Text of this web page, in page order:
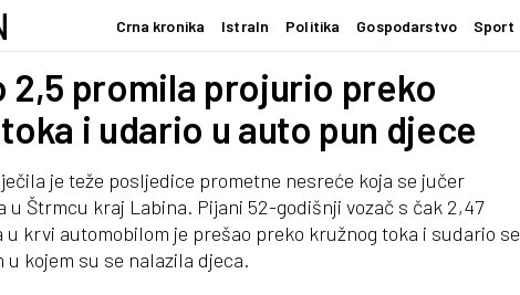
Crna kronika IstraIn Politika Gospodarstvo Sport
2,5 promila projurio preko
i udario u auto pun djece
je teže posljedice prometne nesreće koja se jučer
u Štrmcu kraj Labina. Pijani 52-godišnji vozač s čak 2,47
u krvi automobilom je prešao preko kružnog toka i sudario se
u kojem su se nalazila djeca.